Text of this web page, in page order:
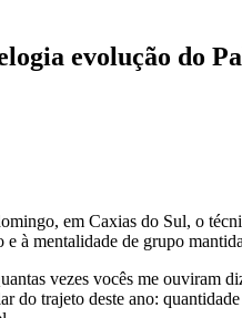
evolução do
em Caxias do Sul, o
à mentalidade de grupo
vezes vocês me ouviram
do trajeto deste ano: